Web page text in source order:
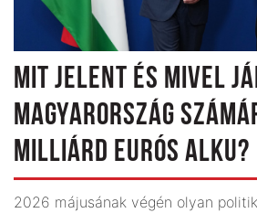
MIT JELENT ÉS MIVEL
MAGYARORSZÁG
MILLIÁRD EURÓS ALKU?
2026 májusának végén olyan